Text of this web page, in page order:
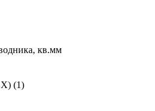
кв.мм
(1)